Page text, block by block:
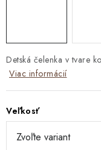
Detská čelenka v tvare
Viac informácií
Veľkosť